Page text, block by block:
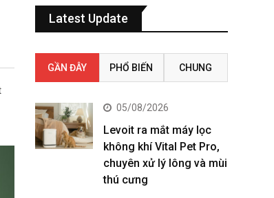
Latest Update
GẦN ĐÂY PHỔ BIẾN CHUNG
05/08/2026
Levoit ra mắt máy lọc
không khí Vital Pet Pro,
chuyên xử lý lông và mùi
thú cưng